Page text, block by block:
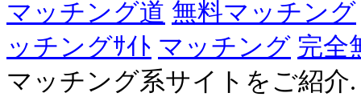
マッチング道 無料マッチング
ッチングｻｲﾄ マッチング 完全
マッチング系サイトをご紹介